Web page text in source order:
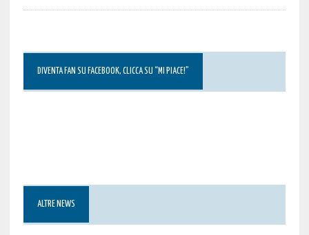
DIVENTA FAN SU FACEBOOK, CLICCA SU “MI PIACE!”
ALTRE NEWS